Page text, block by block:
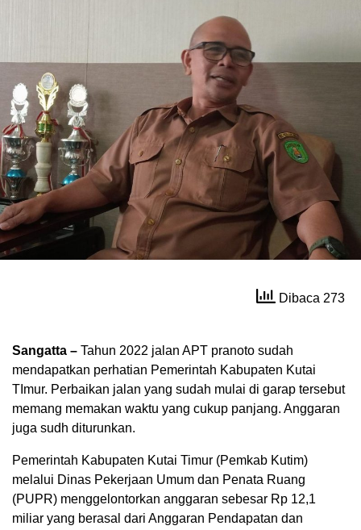
Dibaca 273
Sangatta – Tahun 2022 jalan APT pranoto sudah
mendapatkan perhatian Pemerintah Kabupaten Kutai
TImur. Perbaikan jalan yang sudah mulai di garap tersebut
memang memakan waktu yang cukup panjang. Anggaran
juga sudh diturunkan.
Pemerintah Kabupaten Kutai Timur (Pemkab Kutim)
melalui Dinas Pekerjaan Umum dan Penata Ruang
(PUPR) menggelontorkan anggaran sebesar Rp 12,1
miliar yang berasal dari Anggaran Pendapatan dan